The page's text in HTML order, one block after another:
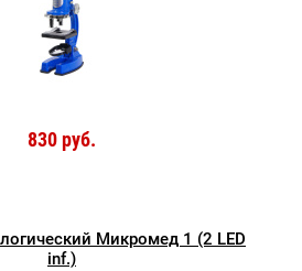
830 руб.
Микромед 1 (2 LED
inf.)